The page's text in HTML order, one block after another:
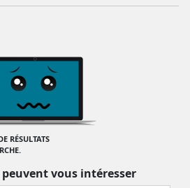
RÉSULTATS
peuvent vous intéresser